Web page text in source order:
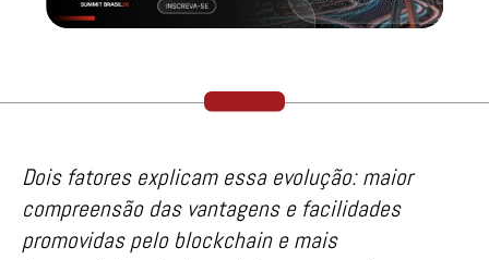
Dois fatores explicam essa evolução: maior
compreensão das vantagens e facilidades
promovidas pelo blockchain e mais